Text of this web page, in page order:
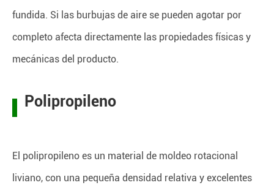
fundida. Si las burbujas de aire se pueden agotar por
completo afecta directamente las propiedades físicas y
mecánicas del producto.
Polipropileno
El polipropileno es un material de moldeo rotacional
liviano, con una pequeña densidad relativa y excelentes